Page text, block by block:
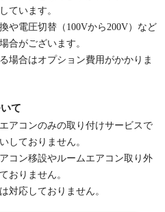
ています。
や電圧切替（100Vから200V）など
合がございます。
場合はオプション費用がかかりま
て
アコンのみの取り付けサービスで
しておりません。
コン移設やルームエアコン取り外
おりません。
対応しておりません。